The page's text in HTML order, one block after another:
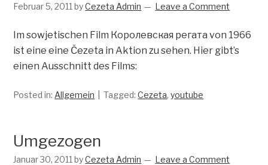
Februar 5, 2011 byCezeta Admin Leave a Comment
Im sowjetischen Film Королевская регата von 1966
ist eine eine Čezeta in Aktion zu sehen. Hier gibt’s
einen Ausschnitt des Films:
Posted in: Allgemein Tagged:Cezeta,youtube
Umgezogen
Januar 30, 2011 byCezeta Admin Leave a Comment